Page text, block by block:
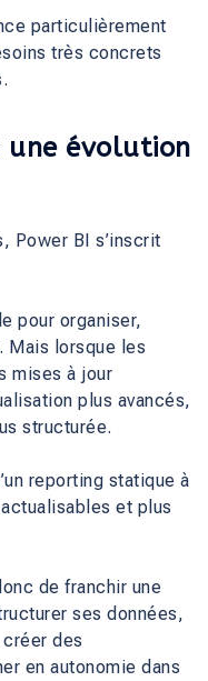
particulièrement
très concrets
une évolution
Power BI s’inscrit
pour organiser,
Mais lorsque les
mises à jour
plus avancés,
structurée.
reporting statique à
et plus
de franchir une
ses données,
des
en autonomie dans